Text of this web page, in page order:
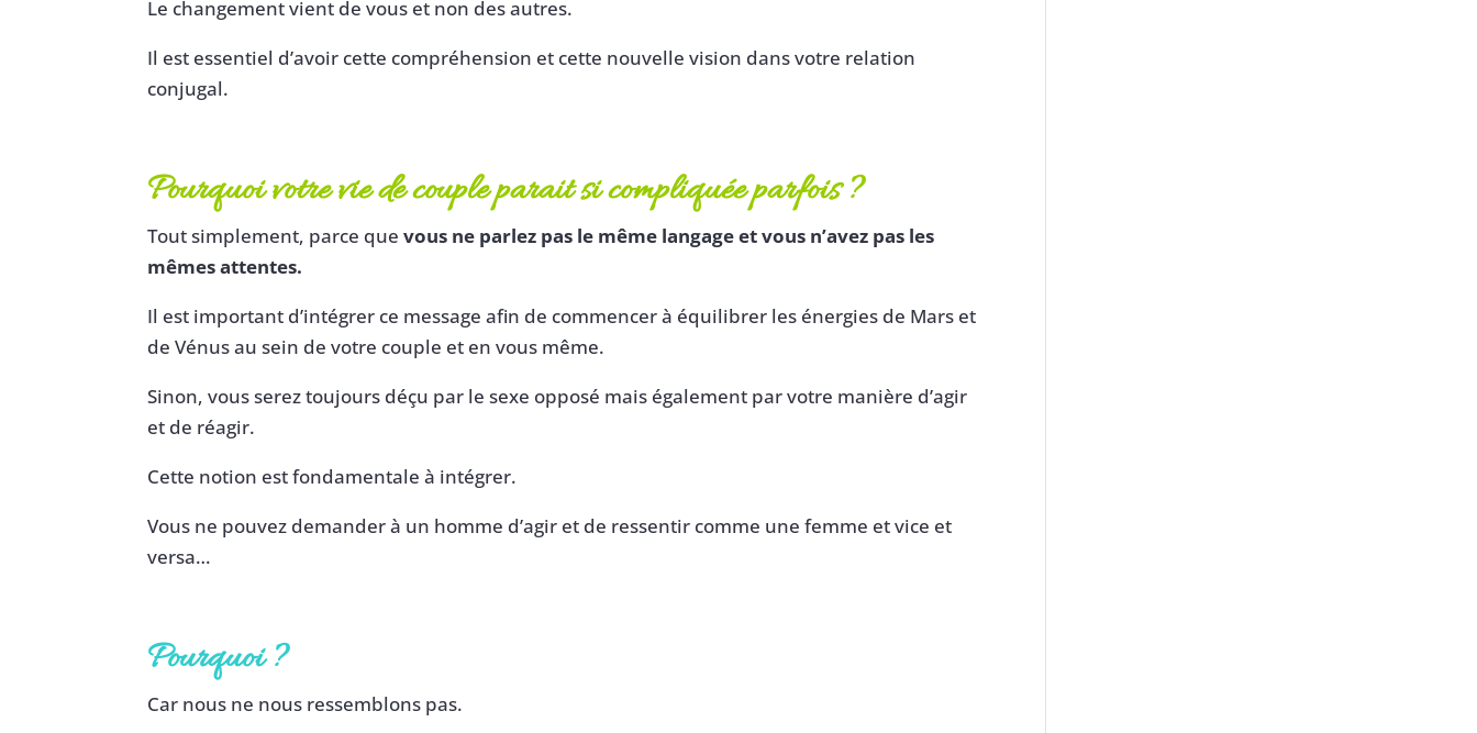
Le changement vient de vous et non des autres.
Il est essentiel d’avoir cette compréhension et cette nouvelle vision dans votre relation
conjugal.
Pourquoi votre vie de couple parait si compliquée parfois ?
Tout simplement, parce quevous ne parlez pas le même langage et vous n’avez pas les
mêmes attentes.
Il est important d’intégrer ce message afin de commencer à équilibrer les énergies de Mars et
de Vénus au sein de votre couple et en vous même.
Sinon, vous serez toujours déçu par le sexe opposé mais également par votre manière d’agir
et de réagir.
Cette notion est fondamentale à intégrer.
Vous ne pouvez demander à un homme d’agir et de ressentir comme une femme et vice et
versa…
Pourquoi ?
Car nous ne nous ressemblons pas.